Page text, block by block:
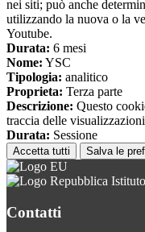
nei siti; può anche
utilizzando la nuova o la
Youtube.
Durata: 6 mesi
Nome: YSC
Tipologia: analitico
Proprieta: Terza parte
Descrizione: Questo
traccia delle
Durata: Sessione
Accetta tutti Salva le
Contatti